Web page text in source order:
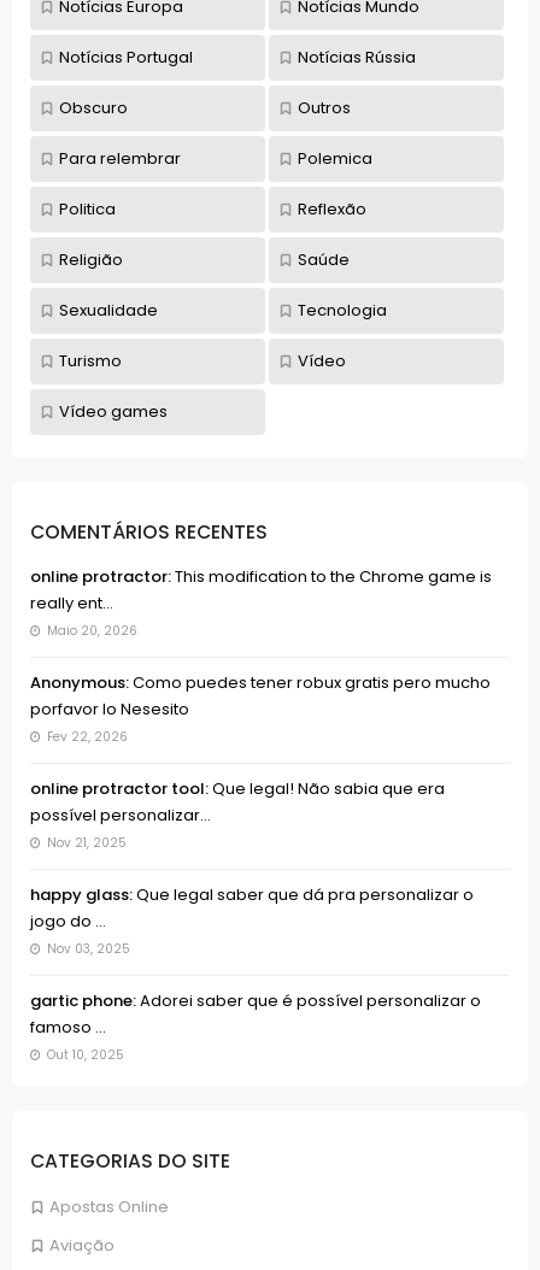
COMENTÁRIOS RECENTES
online protractor:This modification to the Chrome game is
really ent...
Maio 20, 2026
Anonymous:Como puedes tener robux gratis pero mucho
porfavor lo Nesesito
Fev 22, 2026
online protractor tool:Que legal! Não sabia que era
possível personalizar...
Nov 21, 2025
happy glass:Que legal saber que dá pra personalizar o
jogo do ...
Nov 03, 2025
gartic phone:Adorei saber que é possível personalizar o
famoso ...
Out 10, 2025
CATEGORIAS DO SITE
Apostas Online
Aviação
Notícias Europa Notícias Mundo
Notícias Portugal Notícias Rússia
Obscuro Outros
Para relembrar Polemica
Politica Reflexão
Religião Saúde
Sexualidade Tecnologia
Turismo Vídeo
Vídeo games